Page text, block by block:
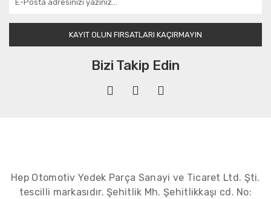
KAYIT OLUN FIRSATLARI KAÇIRMAYIN
Bizi Takip Edin
Hep Otomotiv Yedek Parça Sanayi ve Ticaret Ltd. Şti.
tescilli markasıdır. Şehitlik Mh. Şehitlikkaşı cd. No: